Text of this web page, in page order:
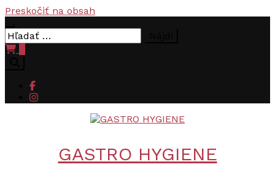
Preskočiť na obsah
Hľadať:
GASTRO HYGIENE